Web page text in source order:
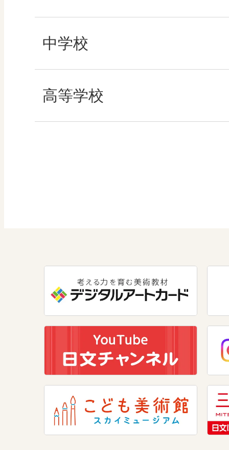
その他の教育資料
社会
算数
中学校
社会 地理
美術
道徳
高等学校